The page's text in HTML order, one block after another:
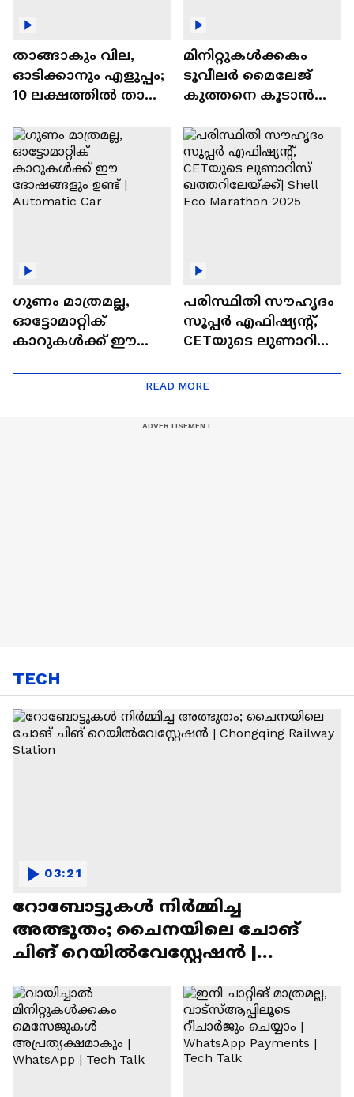
താങ്ങാകും വില,
ഓടിക്കാനും എളുപ്പം;
10 ലക്ഷത്തിൽ താഴെ
ഓട്ടോമാറ്റിക്ക്
എസ്‍യുവികൾ
മിനിറ്റുകൾക്കകം
ടൂവീലർ മൈലേജ്
കുത്തനെ കൂടാൻ
ഗുണം മാത്രമല്ല,
ഓട്ടോമാറ്റിക്
കാറുകൾക്ക് ഈ
പരിസ്ഥിതി സൗഹൃദം
സൂപ്പർ എഫിഷ്യന്റ്,
CETയുടെ ലുണാറിസ്
Eco Marathon 2025
READ MORE
TECH
റോബോട്ടുകൾ നിർമ്മിച്ച
അത്ഭുതം; ചൈനയിലെ ചോങ്
ചിങ് റെയിൽവേസ്റ്റേഷൻ |
03:21